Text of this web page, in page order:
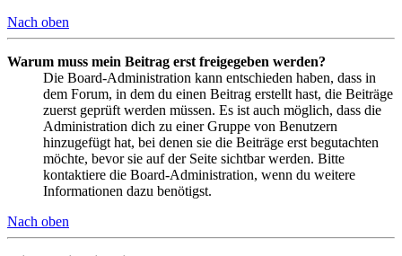
Nach oben
Warum muss mein Beitrag erst freigegeben werden?
Die Board-Administration kann entschieden haben, dass in
dem Forum, in dem du einen Beitrag erstellt hast, die Beiträge
zuerst geprüft werden müssen. Es ist auch möglich, dass die
Administration dich zu einer Gruppe von Benutzern
hinzugefügt hat, bei denen sie die Beiträge erst begutachten
möchte, bevor sie auf der Seite sichtbar werden. Bitte
kontaktiere die Board-Administration, wenn du weitere
Informationen dazu benötigst.
Nach oben